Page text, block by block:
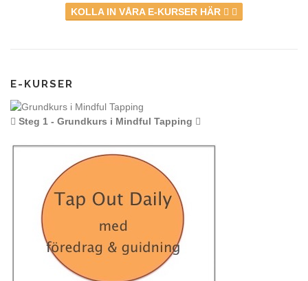
KOLLA IN VÅRA E-KURSER HÄR
E-KURSER
Steg 1 - Grundkurs i Mindful Tapping